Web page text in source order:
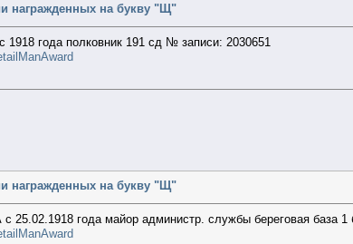
награжденных на букву "Щ"
1918 года полковник 191 сд № записи: 2030651
награжденных на букву "Щ"
с 25.02.1918 года майор администр. службы береговая